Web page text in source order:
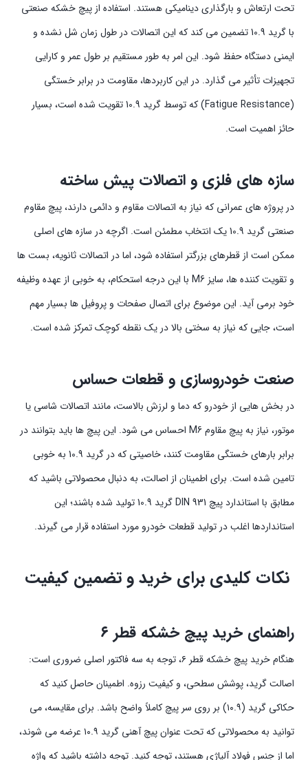
تحت ارتعاش و بارگذاری دینامیکی هستند. استفاده از پیچ خشکه صنعتی
با گرید 10.9 تضمین می کند که این اتصالات در طول زمان شل نشده و
ایمنی دستگاه حفظ شود. این امر به طور مستقیم بر طول عمر و کارایی
تجهیزات تأثیر می گذارد. در این کاربردها، مقاومت در برابر خستگی
(Fatigue Resistance) که توسط گرید 10.9 تقویت شده است، بسیار
حائز اهمیت است.
سازه های فلزی و اتصالات پیش ساخته
در پروژه های عمرانی که نیاز به اتصالات مقاوم و دائمی دارند، پیچ مقاوم
صنعتی گرید 10.9 یک انتخاب مطمئن است. اگرچه در سازه های اصلی
ممکن است از قطرهای بزرگتر استفاده شود، اما در اتصالات ثانویه، بست ها
و تقویت کننده ها، سایز M6 با این درجه استحکام، به خوبی از عهده وظیفه
خود برمی آید. این موضوع برای اتصال صفحات و پروفیل ها بسیار مهم
است، جایی که نیاز به سختی بالا در یک نقطه کوچک تمرکز شده است.
صنعت خودروسازی و قطعات حساس
در بخش هایی از خودرو که دما و لرزش بالاست، مانند اتصالات شاسی یا
موتور، نیاز به پیچ مقاوم M6 احساس می شود. این پیچ ها باید بتوانند در
برابر بارهای خستگی مقاومت کنند، خاصیتی که در گرید 10.9 به خوبی
تامین شده است. برای اطمینان از اصالت، به دنبال محصولاتی باشید که
مطابق با استاندارد پیچ DIN 931 گرید 10.9 تولید شده باشند؛ این
استانداردها اغلب در تولید قطعات خودرو مورد استفاده قرار می گیرند.
نکات کلیدی برای خرید و تضمین کیفیت
راهنمای خرید پیچ خشکه قطر ۶
هنگام خرید پیچ خشکه قطر ۶، توجه به سه فاکتور اصلی ضروری است:
اصالت گرید، پوشش سطحی، و کیفیت رزوه. اطمینان حاصل کنید که
حکاکی گرید (۱۰.۹) بر روی سر پیچ کاملاً واضح باشد. برای مقایسه، می
توانید به محصولاتی که تحت عنوان پیچ آهنی گرید ۱۰.۹ عرضه می شوند،
اما از جنس فولاد آلیاژی هستند، توجه کنید. توجه داشته باشید که واژه